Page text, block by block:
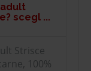
scegl ...
Strisce
100%